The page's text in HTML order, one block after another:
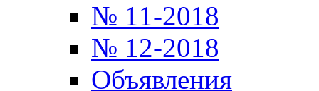
№ 11-2018
№ 12-2018
Объявления